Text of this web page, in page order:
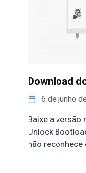
Download
6 de junho
Baixe a versão
Unlock
não reconhece